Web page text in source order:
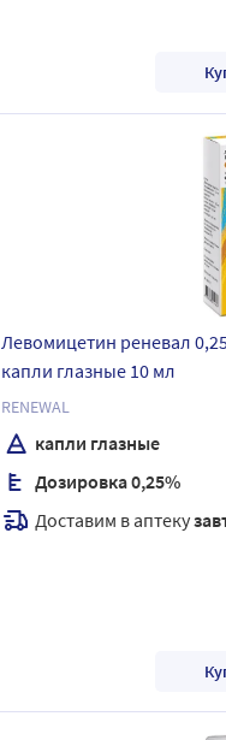
Левомицетин реневал
капли глазные 10 мл
RENEWAL
капли глазные
Дозировка 0,25%
Доставим в аптеку